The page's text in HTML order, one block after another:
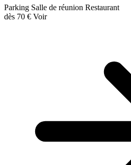
Parking Salle de réunion Restaurant
dès 70 € Voir